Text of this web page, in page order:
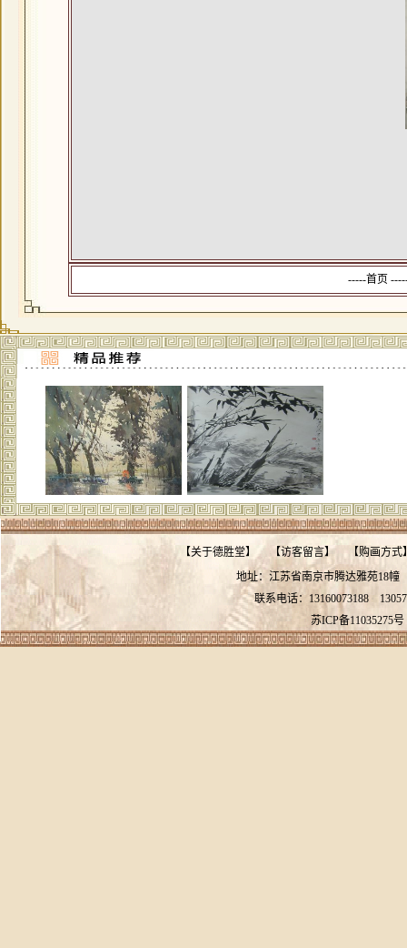
-----首页
【关于德胜堂】 【访客留言】 【购画方式
地址：江苏省南京市腾达雅苑
联系电话：13160073188
苏ICP备11035275号